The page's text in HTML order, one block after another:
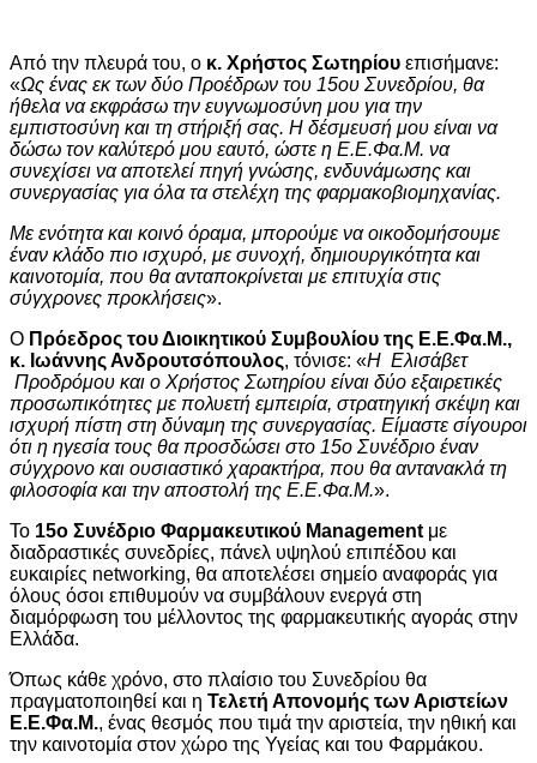
Από την πλευρά του, ο κ. Χρήστος Σωτηρίου επισήμανε:
«Ως ένας εκ των δύο Προέδρων του 15ου Συνεδρίου, θα
ήθελα να εκφράσω την ευγνωμοσύνη μου για την
εμπιστοσύνη και τη στήριξή σας. Η δέσμευσή μου είναι να
δώσω τον καλύτερό μου εαυτό, ώστε η Ε.Ε.Φα.Μ. να
συνεχίσει να αποτελεί πηγή γνώσης, ενδυνάμωσης και
συνεργασίας για όλα τα στελέχη της φαρμακοβιομηχανίας.
Με ενότητα και κοινό όραμα, μπορούμε να οικοδομήσουμε
έναν κλάδο πιο ισχυρό, με συνοχή, δημιουργικότητα και
καινοτομία, που θα ανταποκρίνεται με επιτυχία στις
σύγχρονες προκλήσεις».
Ο Πρόεδρος του Διοικητικού Συμβουλίου της Ε.Ε.Φα.Μ.,
κ. Ιωάννης Ανδρουτσόπουλος, τόνισε: «Η Ελισάβετ
Προδρόμου και ο Χρήστος Σωτηρίου είναι δύο εξαιρετικές
προσωπικότητες με πολυετή εμπειρία, στρατηγική σκέψη και
ισχυρή πίστη στη δύναμη της συνεργασίας. Είμαστε σίγουροι
ότι η ηγεσία τους θα προσδώσει στο 15ο Συνέδριο έναν
σύγχρονο και ουσιαστικό χαρακτήρα, που θα αντανακλά τη
φιλοσοφία και την αποστολή της Ε.Ε.Φα.Μ.».
Το 15ο Συνέδριο Φαρμακευτικού Management με
διαδραστικές συνεδρίες, πάνελ υψηλού επιπέδου και
ευκαιρίες networking, θα αποτελέσει σημείο αναφοράς για
όλους όσοι επιθυμούν να συμβάλουν ενεργά στη
διαμόρφωση του μέλλοντος της φαρμακευτικής αγοράς στην
Ελλάδα.
Όπως κάθε χρόνο, στο πλαίσιο του Συνεδρίου θα
πραγματοποιηθεί και η Τελετή Απονομής των Αριστείων
Ε.Ε.Φα.Μ., ένας θεσμός που τιμά την αριστεία, την ηθική και
την καινοτομία στον χώρο της Υγείας και του Φαρμάκου.